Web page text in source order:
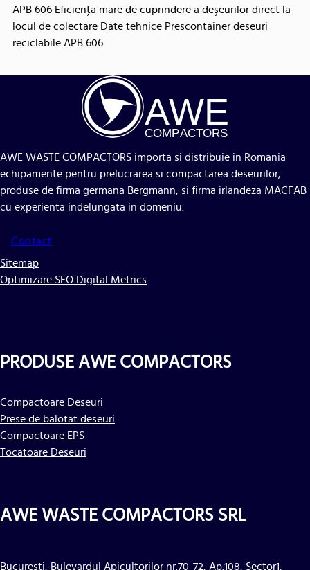
APB 606 Eficienţa mare de cuprindere a deşeurilor direct la
locul de colectare Date tehnice Prescontainer deseuri
reciclabile APB 606
A WE
COMP ACTORS
AWE WASTE COMPACTORS importa si distribuie in Romania
echipamente pentru prelucrarea si compactarea deseurilor,
produse de firma germana Bergmann, si firma irlandeza MACFAB
cu experienta indelungata in domeniu.
Contact
Sitemap
Optimizare SEO Digital Metrics
PRODUSE AWE COMPACTORS
Compactoare Deseuri
Prese de balotat deseuri
Compactoare EPS
Tocatoare Deseuri
AWE WASTE COMPACTORS SRL
Bucuresti, Bulevardul Apicultorilor nr.70-72, Ap.108, Sector1,